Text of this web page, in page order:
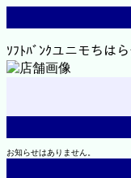
ｿﾌﾄﾊﾞﾝｸユニモちは
お知らせはありません。